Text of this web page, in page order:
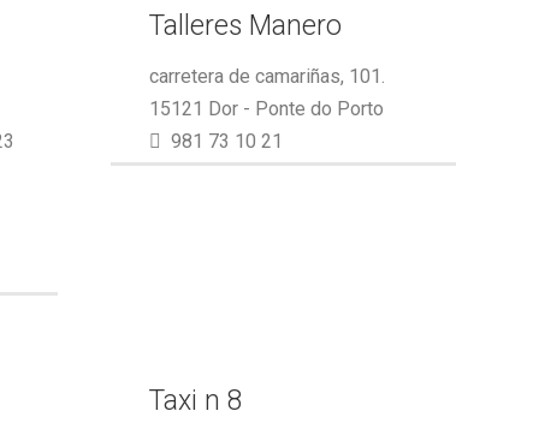
Talleres Manero
carretera de camariñas, 101.
15121 Dor - Ponte do Porto
981 73 10 21
Taxi n 8